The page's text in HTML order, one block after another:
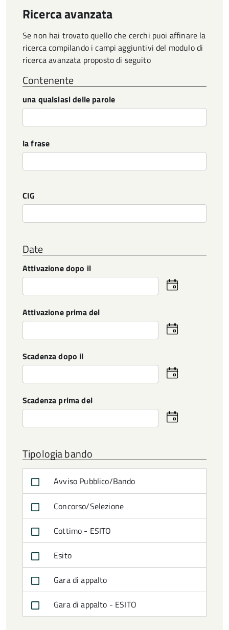
Ricerca avanzata
Se non hai trovato quello che cerchi puoi affinare la
ricerca compilando i campi aggiuntivi del modulo di
ricerca avanzata proposto di seguito
Contenente
una qualsiasi delle parole
la frase
Dati bando
CIG
Date
Attivazione dopo il
Seleziona
la
Attivazione prima del
Seleziona
la
Scadenza dopo il
Seleziona
la
Scadenza prima del
Seleziona
la
Tipologia bando
Avviso Pubblico/Bando
Concorso/Selezione
Cottimo - ESITO
Esito
Gara di appalto
Gara di appalto - ESITO